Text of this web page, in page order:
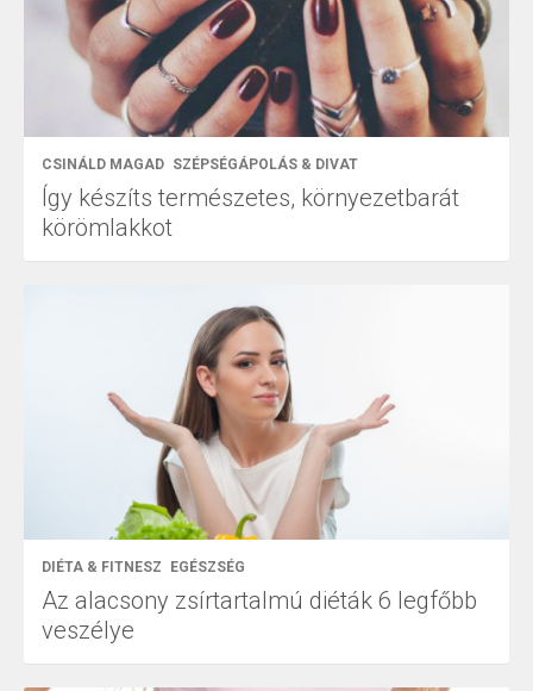
CSINÁLD MAGAD SZÉPSÉGÁPOLÁS & DIVAT
Így készíts természetes, környezetbarát
körömlakkot
DIÉTA & FITNESZ EGÉSZSÉG
Az alacsony zsírtartalmú diéták 6 legfőbb
veszélye